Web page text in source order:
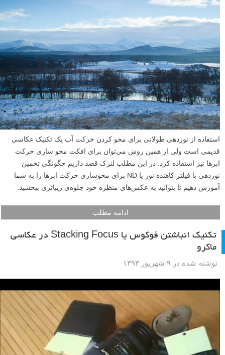
استفاده از نوردهی طولانی برای محو کردن حرکت آب یک تکنیک عکاسی
قدیمی است ولی از همین روش می‌توان برای افکت محو سازی حرکت
ابرها نیز استفاده کرد. در این مطلب لنزک قصد داریم چگونگی تخمین
نوردهی با فیلتر کاهنده نور یا ND برای محوسازی حرکت ابرها را به شما
آموزش دهیم تا بتوانید به عکس‌های منظره خود جلوه‌ی زیباتری ببخشید.
ادامه مطلب
تکنیک انباشتن فوکوس یا Stacking Focus در عکاسی
ماکرو
نوشته شده در ۹ شهریور ۱۳۹۳